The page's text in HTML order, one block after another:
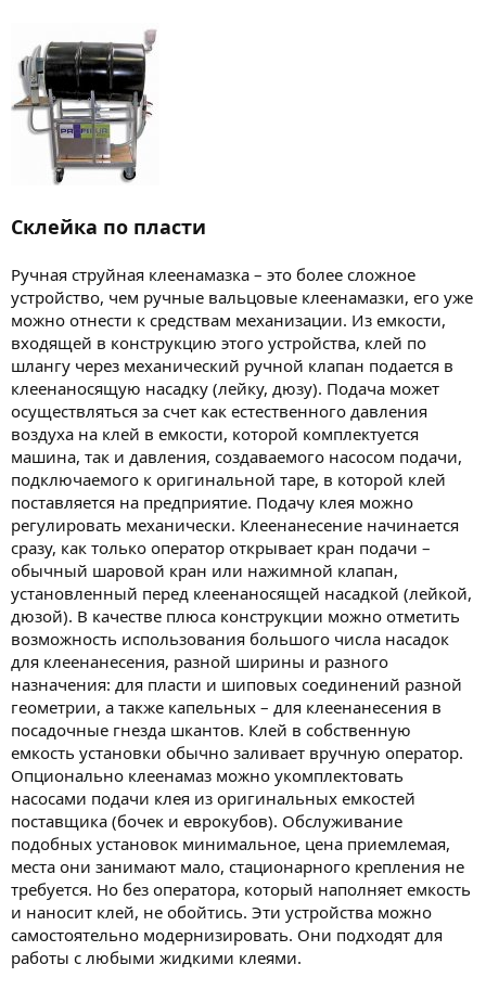
Склейка по пласти
Ручная струйная клеенамазка – это более сложное
устройство, чем ручные вальцовые клеенамазки, его уже
можно отнести к средствам механизации. Из емкости,
входящей в конструкцию этого устройства, клей по
шлангу через механический ручной клапан подается в
клеенаносящую насадку (лейку, дюзу). Подача может
осуществляться за счет как естественного давления
воздуха на клей в емкости, которой комплектуется
машина, так и давления, создаваемого насосом подачи,
подключаемого к оригинальной таре, в которой клей
поставляется на предприятие. Подачу клея можно
регулировать механически. Клеенанесение начинается
сразу, как только оператор открывает кран подачи –
обычный шаровой кран или нажимной клапан,
установленный перед клеенаносящей насадкой (лейкой,
дюзой). В качестве плюса конструкции можно отметить
возможность использования большого числа насадок
для клеенанесения, разной ширины и разного
назначения: для пласти и шиповых соединений разной
геометрии, а также капельных – для клеенанесения в
посадочные гнезда шкантов. Клей в собственную
емкость установки обычно заливает вручную оператор.
Опционально клеенамаз можно укомплектовать
насосами подачи клея из оригинальных емкостей
поставщика (бочек и еврокубов). Обслуживание
подобных установок минимальное, цена приемлемая,
места они занимают мало, стационарного крепления не
требуется. Но без оператора, который наполняет емкость
и наносит клей, не обойтись. Эти устройства можно
самостоятельно модернизировать. Они подходят для
работы с любыми жидкими клеями.